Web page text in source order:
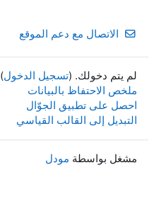
الاتصال مع دعم الموقع
لم يتم دخولك. (تسجيل الدخول)
ملخص الاحتفاظ بالبيانات
احصل على تطبيق الجوّال
التبديل إلى القالب القياسي
مشغل بواسطة مودل